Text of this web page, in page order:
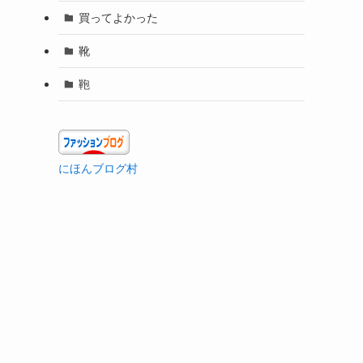
買ってよかった
靴
鞄
にほんブログ村